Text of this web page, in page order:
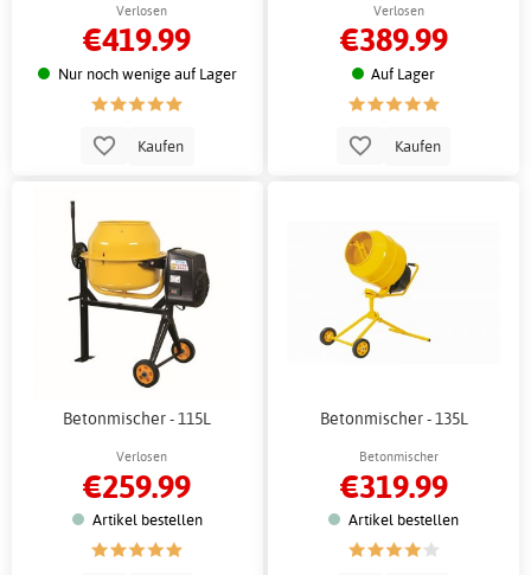
Verlosen
€419.99
Nur noch wenige auf Lager
Kaufen
Verlosen
€389.99
Auf Lager
Kaufen
Betonmischer - 115L
Verlosen
€259.99
Artikel bestellen
Betonmischer - 135L
Betonmischer
€319.99
Artikel bestellen